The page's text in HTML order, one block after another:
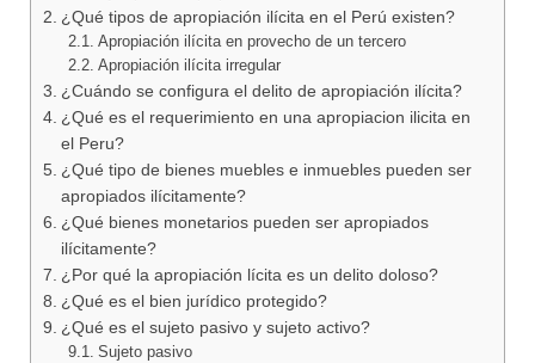
¿Qué tipos de apropiación ilícita en el Perú existen?
Apropiación ilícita en provecho de un tercero
Apropiación ilícita irregular
¿Cuándo se configura el delito de apropiación ilícita?
¿Qué es el requerimiento en una apropiacion ilicita en
el Peru?
¿Qué tipo de bienes muebles e inmuebles pueden ser
apropiados ilícitamente?
¿Qué bienes monetarios pueden ser apropiados
ilícitamente?
¿Por qué la apropiación lícita es un delito doloso?
¿Qué es el bien jurídico protegido?
¿Qué es el sujeto pasivo y sujeto activo?
Sujeto pasivo